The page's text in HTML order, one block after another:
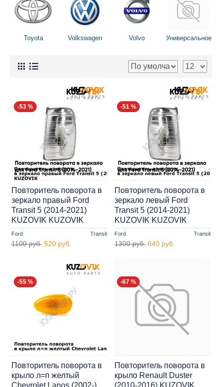
Toyota Volkswagen Volvo Универсальное
-53 %
Ford Transit
Повторитель поворота в
зеркало правый Ford
Transit 5 (2014-2021)
KUZOVIK KUZOVIK
1100 руб. 520 руб.
-51 %
Ford Transit
Повторитель поворота в
зеркало левый Ford
Transit 5 (2014-2021)
KUZOVIK KUZOVIK
1300 руб. 640 руб.
-55 %
Повторитель поворота в
крыло л=п желтый
-67 %
Повторитель поворота в
крыло Renault Duster